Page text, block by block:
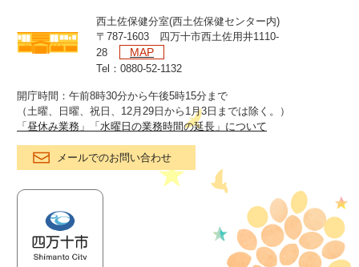
西土佐保健分室(西土佐保健センター内)
〒787-1603 四万十市西土佐用井1110-
28
MAP
Tel：0880-52-1132
開庁時間：午前8時30分から午後5時15分まで
（土曜、日曜、祝日、12月29日から1月3日までは除く。）
「昼休み業務」「水曜日の業務時間の延長」について
メールでのお問い合わせ